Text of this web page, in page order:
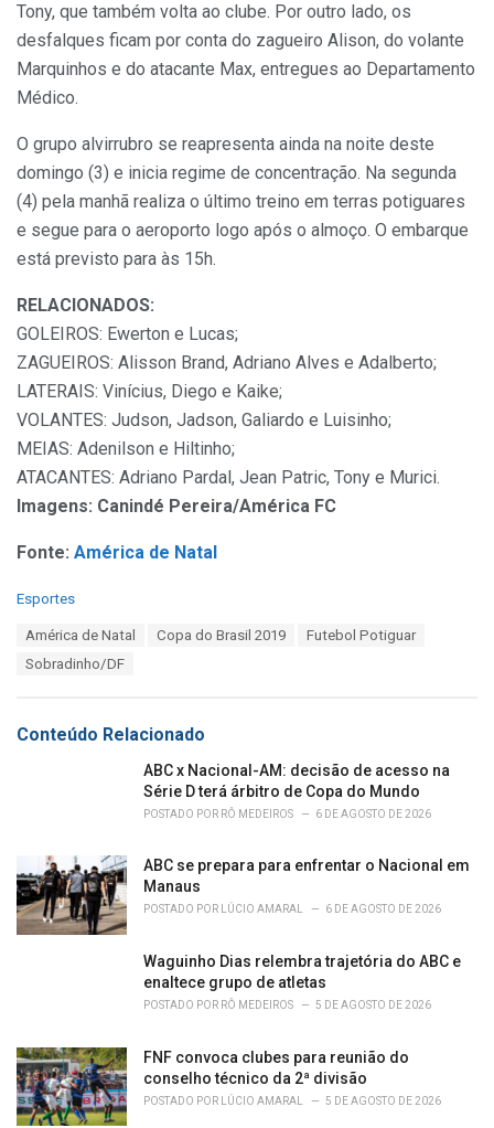
Tony, que também volta ao clube. Por outro lado, os
desfalques ficam por conta do zagueiro Alison, do volante
Marquinhos e do atacante Max, entregues ao Departamento
Médico.
O grupo alvirrubro se reapresenta ainda na noite deste
domingo (3) e inicia regime de concentração. Na segunda
(4) pela manhã realiza o último treino em terras potiguares
e segue para o aeroporto logo após o almoço. O embarque
está previsto para às 15h.
RELACIONADOS:
GOLEIROS: Ewerton e Lucas;
ZAGUEIROS: Alisson Brand, Adriano Alves e Adalberto;
LATERAIS: Vinícius, Diego e Kaike;
VOLANTES: Judson, Jadson, Galiardo e Luisinho;
MEIAS: Adenilson e Hiltinho;
ATACANTES: Adriano Pardal, Jean Patric, Tony e Murici.
Imagens: Canindé Pereira/América FC
Fonte: América de Natal
C
i
Esportes
América de Natal Copa do Brasil 2019
Futebol Potiguar
Sobradinho/DF
Conteúdo Relacionado
ABC x Nacional-AM: decisão de acesso na
Série D terá árbitro de Copa do Mundo
POSTADO POR RÔ MEDEIROS 6 DE AGOSTO DE 2026
ABC se prepara para enfrentar o Nacional em
Manaus
POSTADO POR LÚCIO AMARAL 6 DE AGOSTO DE 2026
Waguinho Dias relembra trajetória do ABC e
enaltece grupo de atletas
POSTADO POR RÔ MEDEIROS 5 DE AGOSTO DE 2026
FNF convoca clubes para reunião do
conselho técnico da 2ª divisão
POSTADO POR LÚCIO AMARAL 5 DE AGOSTO DE 2026